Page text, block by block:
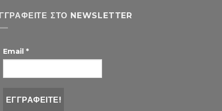
ΣΤΟ NEWSLETTER
Email *